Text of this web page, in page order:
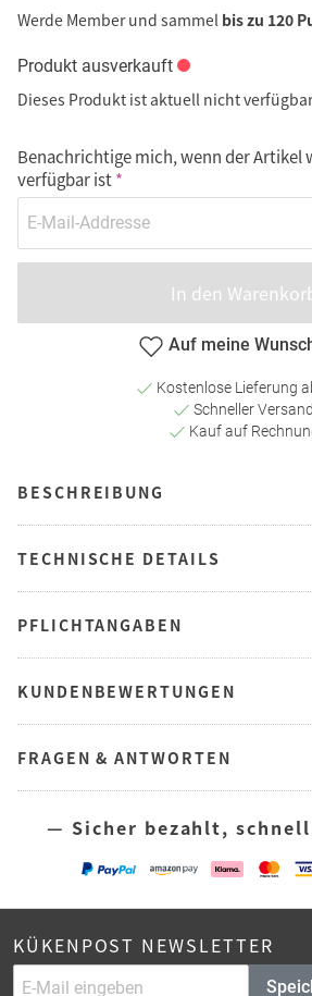
Werde Member und sammel bis zu 120
Produkt ausverkauft
Dieses Produkt ist aktuell nicht
Benachrichtige mich, wenn der Artikel
verfügbar ist
In den
Auf meine
Kostenlose Lieferung
Schneller Versand
Kauf auf
BESCHREIBUNG
TECHNISCHE DETAILS
PFLICHTANGABEN
KUNDENBEWERTUNGEN
FRAGEN & ANTWORTEN
— Sicher bezahlt,
KÜKENPOST NEWSLETTER